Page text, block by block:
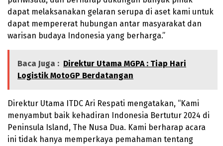
dapat melaksanakan gelaran serupa di aset kami untuk
dapat mempererat hubungan antar masyarakat dan
warisan budaya Indonesia yang berharga.”
Baca Juga : Direktur Utama MGPA : Tiap Hari
Logistik MotoGP Berdatangan
Direktur Utama ITDC Ari Respati mengatakan, “Kami
menyambut baik kehadiran Indonesia Bertutur 2024 di
Peninsula Island, The Nusa Dua. Kami berharap acara
ini tidak hanya memperkaya pemahaman tentang